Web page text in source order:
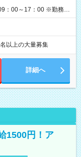
：00～17：00 ※勤務時
以上の大量募集
詳細へ
1500円！ア